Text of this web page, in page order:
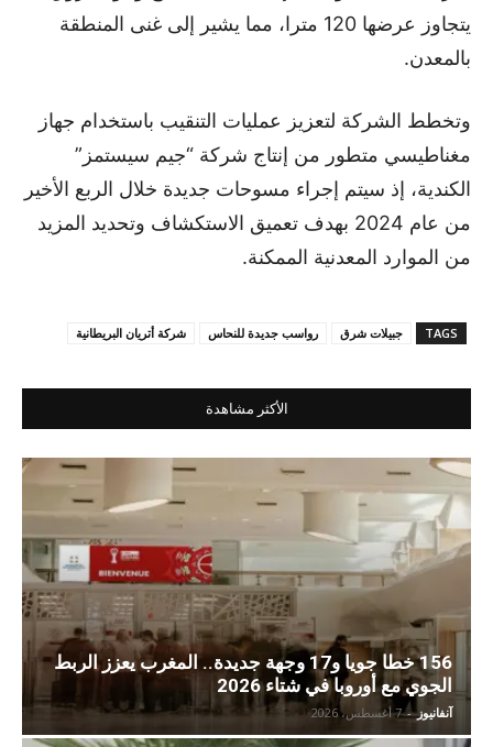
يتجاوز عرضها 120 مترا، مما يشير إلى غنى المنطقة
بالمعدن.
وتخطط الشركة لتعزيز عمليات التنقيب باستخدام جهاز
مغناطيسي متطور من إنتاج شركة “جيم سيستمز”
الكندية، إذ سيتم إجراء مسوحات جديدة خلال الربع الأخير
من عام 2024 بهدف تعميق الاستكشاف وتحديد المزيد
من الموارد المعدنية الممكنة.
TAGS جبيلات شرق رواسب جديدة للنحاس شركة أتريان البريطانية
الأكثر مشاهدة
156 خطا جويا و17 وجهة جديدة.. المغرب يعزز الربط
الجوي مع أوروبا في شتاء 2026
آنفانيوز - 7 أغسطس، 2026